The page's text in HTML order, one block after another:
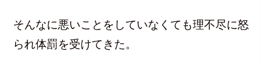
そんなに悪いことをしていなくても理不尽に怒
られ体罰を受けてきた。